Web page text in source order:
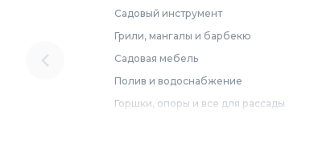
Садовый инструмент
Грили, мангалы и барбекю
Садовая мебель
Полив и водоснабжение
Горшки, опоры и все для рассады